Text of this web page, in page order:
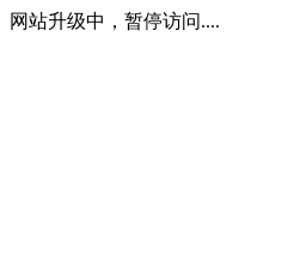
网站升级中，暂停访问....